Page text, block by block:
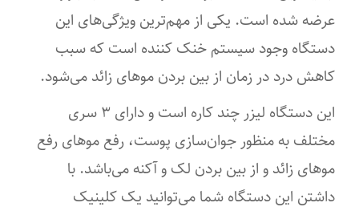
عرضه شده ‌است. یکی از مهم‌ترین ویژگی‌های این
دستگاه وجود سیستم خنک ‌کننده است که سبب
کاهش درد در زمان از بین بردن موهای زائد می‌شود.
این دستگاه لیزر چند کاره است و دارای ۳ سری
مختلف به‌ منظور جوان‌سازی پوست، رفع موهای رفع
موهای زائد و از بین بردن لک و آکنه می‌باشد. با
داشتن این دستگاه شما می‌توانید یک کلینیک